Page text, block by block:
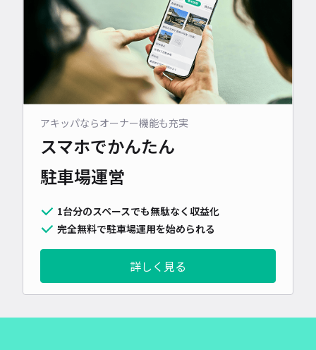
アキッパならオーナー機能も充実
スマホでかんたん
駐車場運営
1台分のスペースでも無駄なく収益化
完全無料で駐車場運用を始められる
詳しく見る